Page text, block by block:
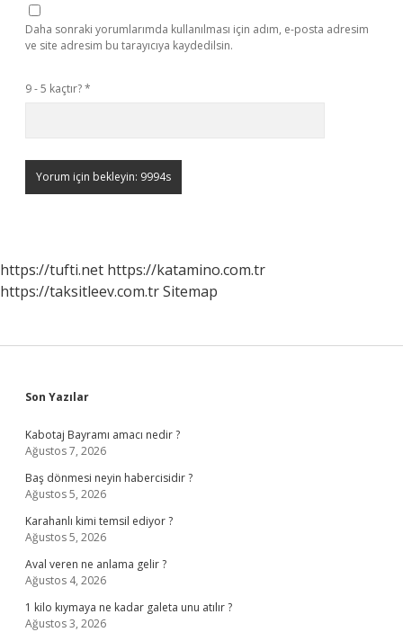
Daha sonraki yorumlarımda kullanılması için adım, e-posta adresim
ve site adresim bu tarayıcıya kaydedilsin.
9 - 5 kaçtır?*
https://tufti.net https://katamino.com.tr
https://taksitleev.com.trSitemap
Sidebar
Son Yazılar
Kabotaj Bayramı amacı nedir ?
Ağustos 7, 2026
Baş dönmesi neyin habercisidir ?
Ağustos 5, 2026
Karahanlı kimi temsil ediyor ?
Ağustos 5, 2026
Aval veren ne anlama gelir ?
Ağustos 4, 2026
1 kilo kıymaya ne kadar galeta unu atılır ?
Ağustos 3, 2026